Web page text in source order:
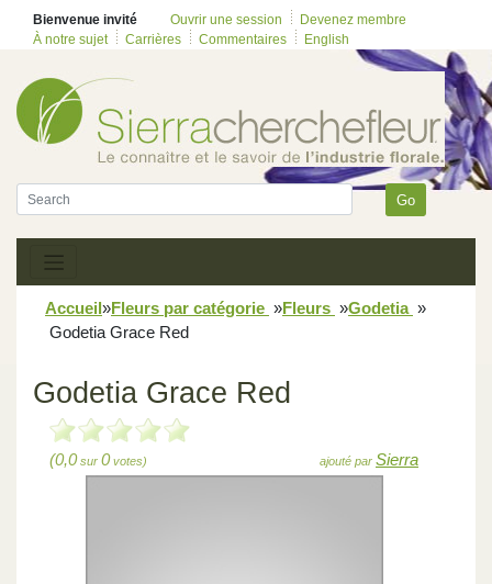
Bienvenue invité Ouvrir une session
Devenez membre
À notre sujet
Carrières Commentaires English
Go
Accueil»Fleurs par catégorie »Fleurs »Godetia »
Godetia Grace Red
Godetia Grace Red
(0,0sur 0votes) ajouté par Sierra